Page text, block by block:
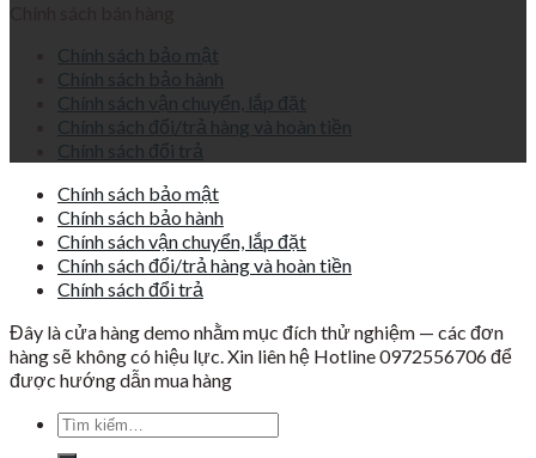
Chính sách bảo mật
Chính sách bảo hành
Chính sách vận chuyển, lắp đặt
Chính sách đổi/trả hàng và hoàn tiền
Chính sách đổi trả
Chính sách bảo mật
Chính sách bảo hành
Chính sách vận chuyển, lắp đặt
Chính sách đổi/trả hàng và hoàn tiền
Chính sách đổi trả
Đây là cửa hàng demo nhằm mục đích thử nghiệm — các đơn
hàng sẽ không có hiệu lực. Xin liên hệ Hotline 0972556706 để
được hướng dẫn mua hàng
Tìm
kiếm: